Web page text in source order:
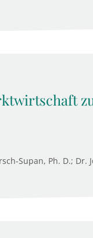
Supan, Ph. D.; Dr.